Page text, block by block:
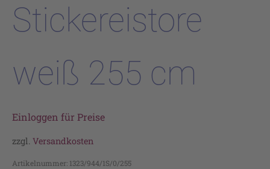
Stickereistore
weiß 255 cm
Einloggen für Preise
zzgl. Versandkosten
Artikelnummer: 1323/944/1S/0/255